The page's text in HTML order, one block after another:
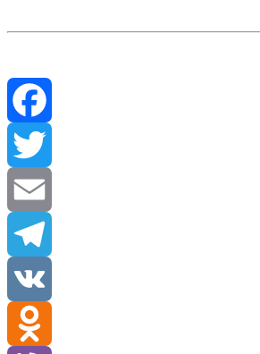
Facebook
Twitter
Email
Telegram
VK